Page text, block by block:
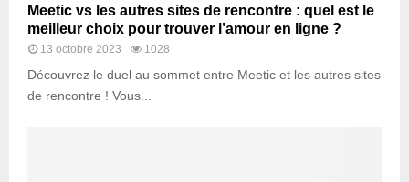
Meetic vs les autres sites de rencontre : quel est le
meilleur choix pour trouver l’amour en ligne ?
13 octobre 2023 1028
Découvrez le duel au sommet entre Meetic et les autres sites
de rencontre ! Vous...